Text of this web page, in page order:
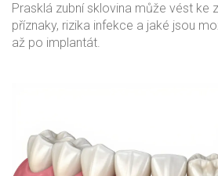
Prasklá zubní sklovina může vést ke
příznaky, rizika infekce a jaké jsou
až po implantát.